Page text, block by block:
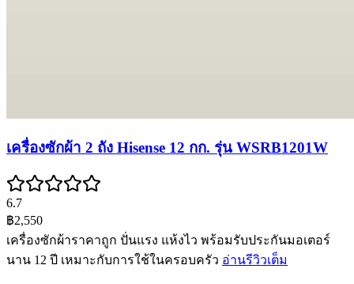
เครื่องซักผ้า 2 ถัง Hisense 12 กก. รุ่น WSRB1201W
6.7
฿2,550
เครื่องซักผ้าราคาถูก ปั่นแรง แห้งไว พร้อมรับประกันมอเตอร์
นาน 12 ปี เหมาะกับการใช้ในครอบครัว อ่านรีวิวเต็ม